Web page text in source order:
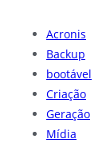
Acronis
Backup
bootável
Criação
Geração
Mídia